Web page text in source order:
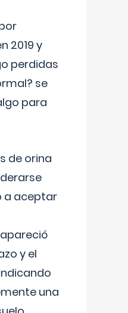
2019 y
perdidas
se
para
de orina
a aceptar
y el
una